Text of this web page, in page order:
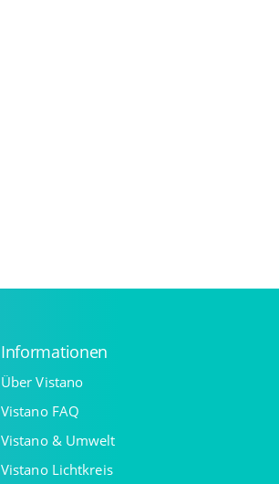
Informationen
Über Vistano
Vistano FAQ
Vistano & Umwelt
Vistano Lichtkreis